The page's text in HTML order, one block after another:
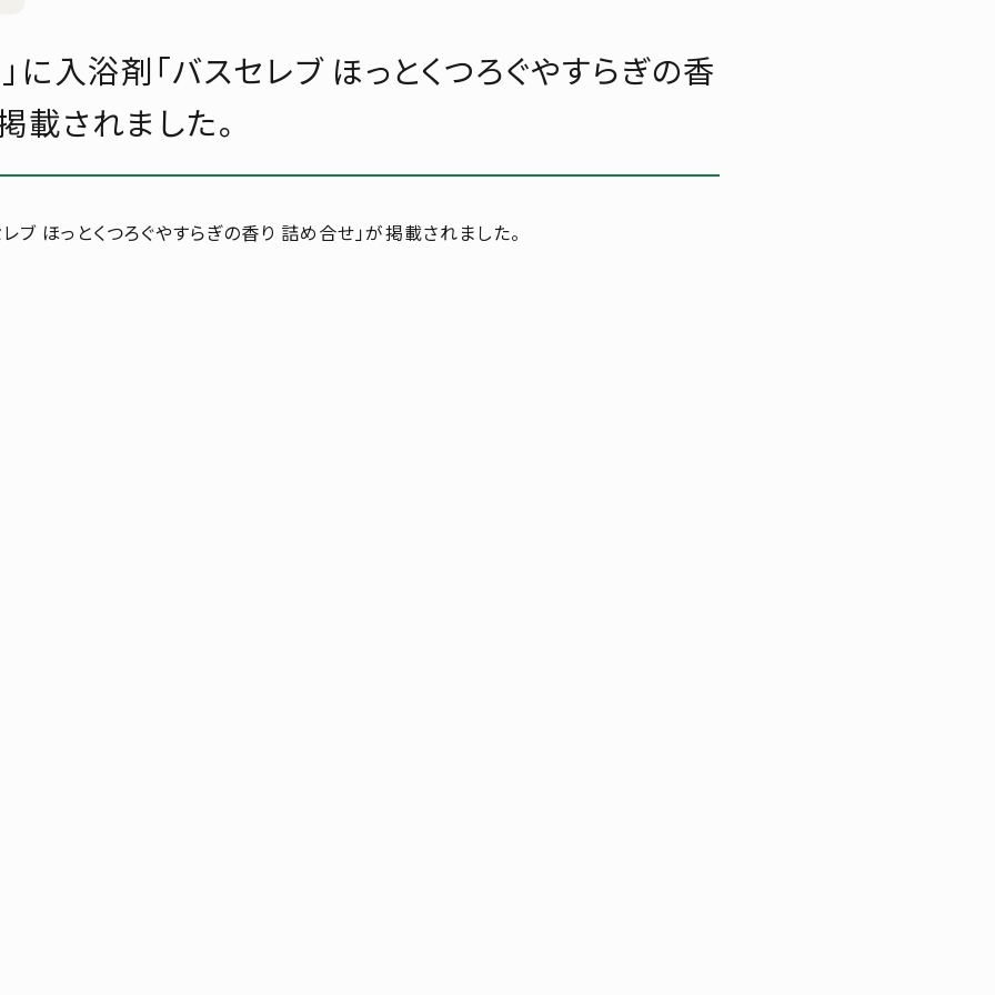
に入浴剤「バスセレブ ほっとくつろぐやすらぎの香
載されました。
ブ ほっとくつろぐやすらぎの香り 詰め合せ」が掲載されました。